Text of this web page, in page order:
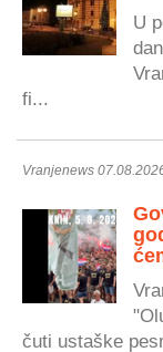
U
fi...
Vranjenews
čuti ustaške